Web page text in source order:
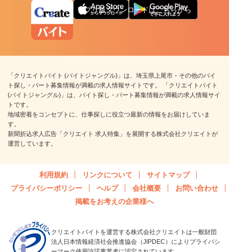
アプリ版ダウンロードはこちらから
「クリエイトバイト (バイトジャングル)」は、埼玉県上尾市・その他のバイ
ト探し・パート募集情報が満載の求人情報サイトです。 「クリエイトバイト
(バイトジャングル)」は、バイト探し・パート募集情報が満載の求人情報サイ
トです。
地域密着をコンセプトに、仕事探しに役立つ最新の情報をお届けしていま
す。
新聞折込求人広告「クリエイト 求人特集」を展開する株式会社クリエイトが
運営しています。
利用規約 リンクについて
サイトマップ
プライバシーポリシー
ヘルプ 会社概要
お問い合わせ
掲載をお考えの企業様へ
クリエイトバイトを運営する株式会社クリエイトは一般財団
法人日本情報経済社会推進協会（JIPDEC）によりプライバシ